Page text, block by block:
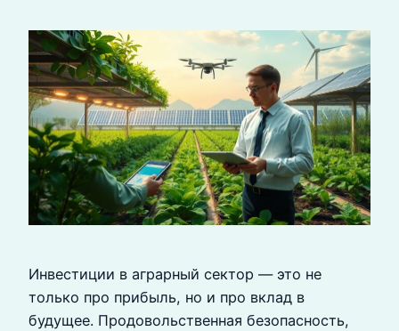
Инвестиции в аграрный сектор — это не
только про прибыль, но и про вклад в
будущее. Продовольственная безопасность,